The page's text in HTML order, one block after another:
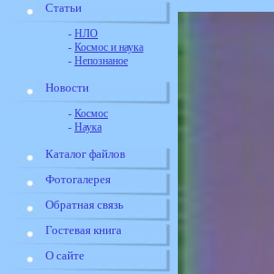
Статьи
- НЛО
- Космос и наука
- Непознаное
Новости
- Космос
- Наука
Каталог файлов
Фотогалерея
Обратная связь
Гостевая книга
О сайте